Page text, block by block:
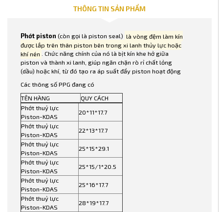
THÔNG TIN SẢN PHẨM
Phớt piston (còn gọi là piston seal) là vòng đệm làm kín
được lắp trên thân piston bên trong xi lanh thủy lực hoặc
khí nén
. Chức năng chính của nó là bịt kín khe hở giữa
piston và thành xi lanh, giúp ngăn chặn rò rỉ chất lỏng
(dầu) hoặc khí, từ đó tạo ra áp suất đẩy piston hoạt động
Các thông số PPG đang có
TÊN HÀNG
QUY CÁCH
Phớt thuỷ lực
Piston-KDAS
20*11*17.7
Phớt thuỷ lực
Piston-KDAS
22*13*17.7
Phớt thuỷ lực
Piston-KDAS
25*15*29.1
Phớt thuỷ lực
Piston-KDAS
25*15/1*20.5
Phớt thuỷ lực
Piston-KDAS
25*16*17.7
Phớt thuỷ lực
Piston-KDAS
28*19*17.7